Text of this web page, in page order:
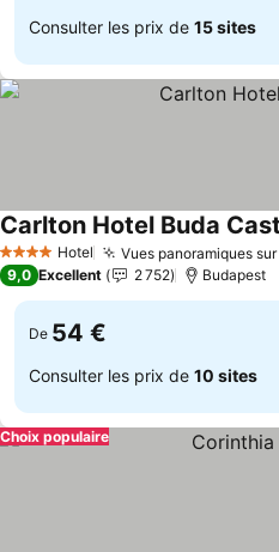
Consulter les prix de 15 sites
4 Étoiles Hotel Vues panoramiques
Carlton Hotel Buda
9,0 Excellent 2 752 Budapest
De 54 €
Consulter les prix de 10 sites
Choix populaire